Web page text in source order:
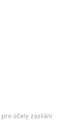
pro účely zasílání